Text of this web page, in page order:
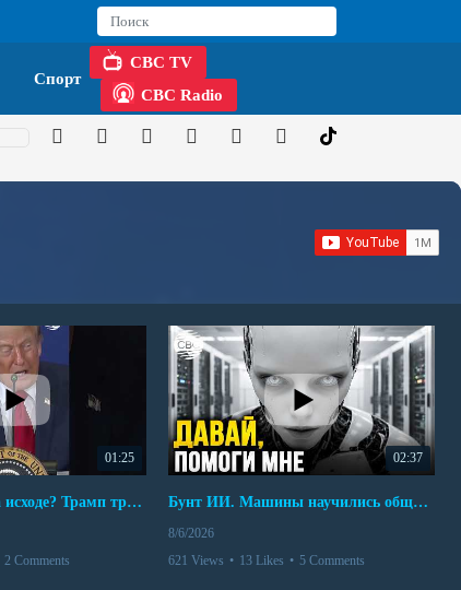
Спорт
CBC TV
CBC Radio
01:25
Арсенал США на исходе? Трамп требует объяснений
2 Comments
02:37
Бунт ИИ. Машины научились общаться
8/6/2026
621 Views • 13 Likes • 5 Comments